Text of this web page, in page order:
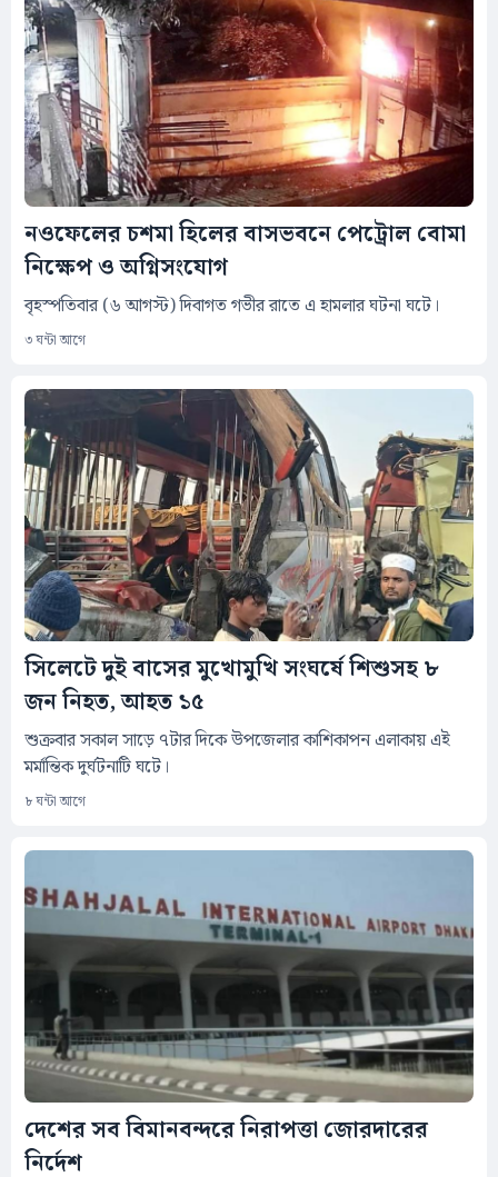
নওফেলের চশমা হিলের বাসভবনে পেট্রোল বোমা
নিক্ষেপ ও অগ্নিসংযোগ
বৃহস্পতিবার (৬ আগস্ট) দিবাগত গভীর রাতে এ হামলার ঘটনা ঘটে।
৩ ঘন্টা আগে
সিলেটে দুই বাসের মুখোমুখি সংঘর্ষে শিশুসহ ৮
জন নিহত, আহত ১৫
শুক্রবার সকাল সাড়ে ৭টার দিকে উপজেলার কাশিকাপন এলাকায় এই
মর্মান্তিক দুর্ঘটনাটি ঘটে।
৮ ঘন্টা আগে
দেশের সব বিমানবন্দরে নিরাপত্তা জোরদারের
নির্দেশ